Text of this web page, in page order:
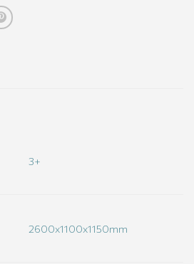
3+
2600x1100x1150mm